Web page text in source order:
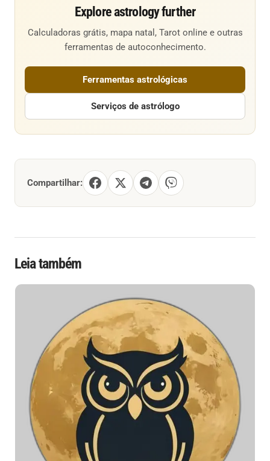
Explore astrology further
Calculadoras grátis, mapa natal, Tarot online e outras
ferramentas de autoconhecimento.
Ferramentas astrológicas
Serviços de astrólogo
Compartilhar:
Leia também